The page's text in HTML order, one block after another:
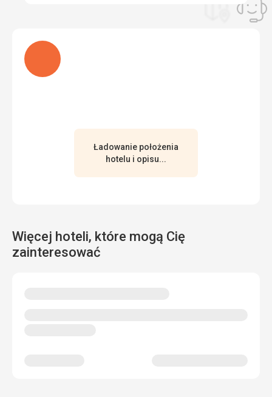
Ładuję
Ładowanie położenia
hotelu i opisu...
Więcej hoteli, które mogą Cię
zainteresować